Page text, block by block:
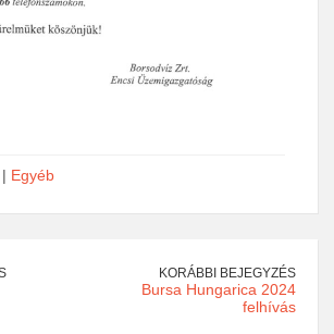
Egyéb
KORÁBBI BEJEGYZÉS
Bursa Hungarica 2024
felhívás